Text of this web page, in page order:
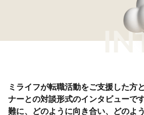
ミライフが転職活動をご支援した方
ナーとの対談形式のインタビューです
難に、どのように向き合い、どのよ